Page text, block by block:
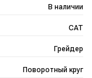
В наличии
CAT
Грейдер
Поворотный круг